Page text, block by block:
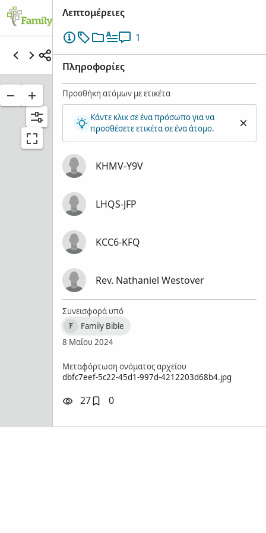
WESTOVER FAMILY REGISTER
Λεπτομέρειες
1
Πληροφορίες
Προσθήκη ατόμων με ετικέτα
Κάντε κλικ σε ένα πρόσωπο για να
προσθέσετε ετικέτα σε ένα άτομο.
KHMV-Y9V
LHQS-JFP
KCC6-KFQ
Rev. Nathaniel Westover
Συνεισφορά υπό
F
Family Bible
8 Μαΐου 2024
Μεταφόρτωση ονόματος αρχείου
dbfc7eef-5c22-45d1-997d-4212203d68b4.jpg
27 0